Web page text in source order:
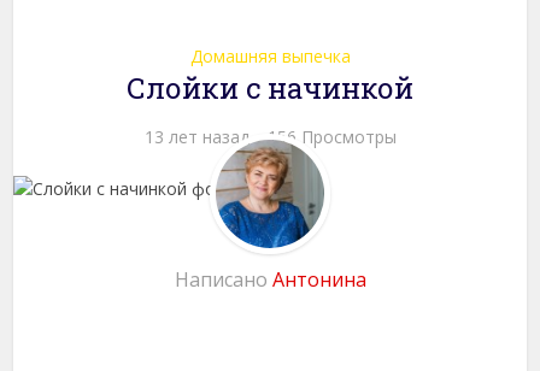
Домашняя выпечка
Слойки с начинкой
13 лет назад 156 Просмотры
Написано Антонина